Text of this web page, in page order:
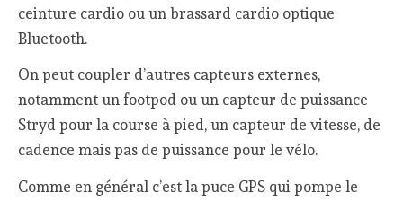
ceinture cardio ou un brassard cardio optique
Bluetooth.
On peut coupler d’autres capteurs externes,
notamment un footpod ou un capteur de puissance
Stryd pour la course à pied, un capteur de vitesse, de
cadence mais pas de puissance pour le vélo.
Comme en général c’est la puce GPS qui pompe le